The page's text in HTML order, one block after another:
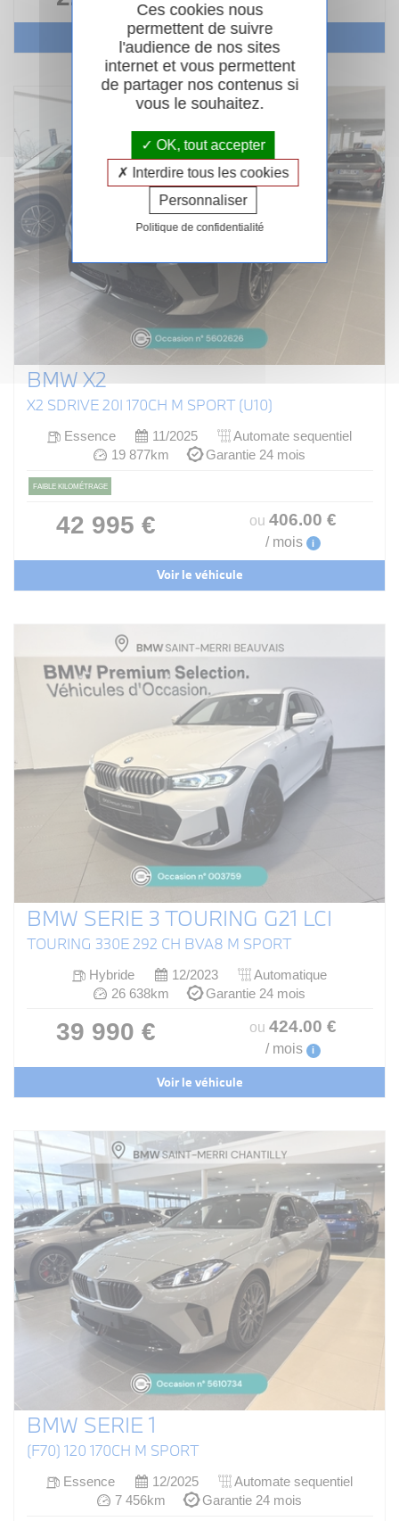
Voir le véhicule
BMW X2
X2 SDRIVE 20I 170CH M SPORT (U10)
Essence 11/2025
Automate sequentiel
19 877km
Garantie 24 mois
FAIBLE KILOMÉTRAGE
42 995 € ou 406.00 €
/ mois i
Voir le véhicule
BMW SERIE 3 TOURING G21 LCI
TOURING 330E 292 CH BVA8 M SPORT
Hybride 12/2023
Automatique
26 638km
Garantie 24 mois
39 990 € ou 424.00 €
/ mois i
Voir le véhicule
BMW SERIE 1
(F70) 120 170CH M SPORT
Essence 12/2025
Automate sequentiel
7 456km
Garantie 24 mois
Ces cookies nous
permettent de suivre
l'audience de nos sites
internet et vous permettent
de partager nos contenus si
vous le souhaitez.
OK, tout accepter
Interdire tous les cookies
Personnaliser
Politique de confidentialité